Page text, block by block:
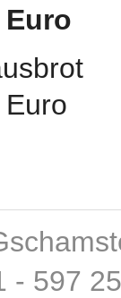
Euro
- 597